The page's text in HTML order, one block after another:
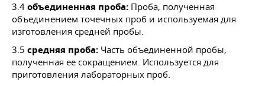
3.4 объединенная проба: Проба, полученная
объединением точечных проб и используемая для
изготовления средней пробы.
3.5 средняя проба: Часть объединенной пробы,
полученная ее сокращением. Используется для
приготовления лабораторных проб.